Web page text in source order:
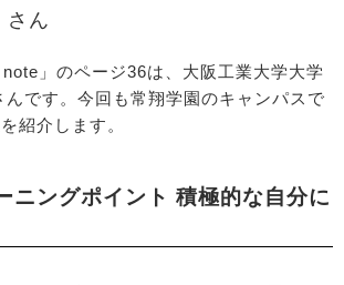
さん
note」のページ36は、大阪工業大学大学
んです。今回も常翔学園のキャンパスで
紹介します。
ニングポイント 積極的な自分に